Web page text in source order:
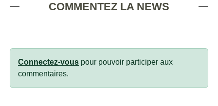
COMMENTEZ LA NEWS
Connectez-vous pour pouvoir participer aux
commentaires.